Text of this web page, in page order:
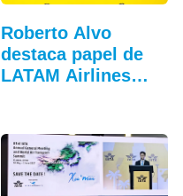
Roberto Alvo
destaca papel de
LATAM Airlines